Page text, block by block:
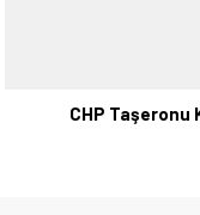
CHP Taşeronu